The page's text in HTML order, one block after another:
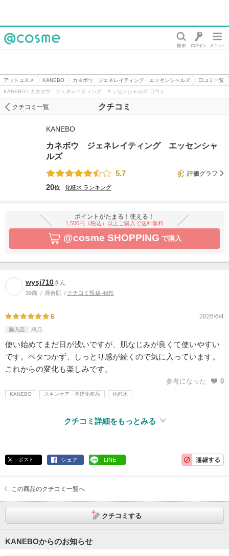
アットコスメ KANEBO カネボウ ジェネレイティング エッセンシャルズ
口コミ一覧
KANEBO / カネボウ ジェネレイティング エッセンシャルズ 口コミ
クチコミ
クチコミ一覧
KANEBO
カネボウ ジェネレイティング エッセンシャ
ルズ
5.7
評価グラフ
20位 化粧水 ランキング
ポイントがたまる！使える！
1,500円（税込）以上ご購入で送料無料
@cosme SHOPPING で購入
wysj710さん
39歳 混合肌 クチコミ投稿 48件
6 2026/6/4
購入品 現品
使い始めてまだ日が浅いですが、肌なじみが良くて使いやすい
です。ベタつかず、しっとり感が続くので気に入っています。
これからの変化も楽しみです。
参考になった 0
KANEBO スキンケア・基礎化粧品 化粧水
クチコミ詳細をもっとみる
ポスト シェア LINE
この商品のクチコミ一覧へ
クチコミする
KANEBOからのお知らせ